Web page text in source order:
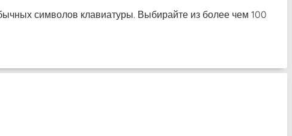
символов клавиатуры. Выбирайте из более чем 100